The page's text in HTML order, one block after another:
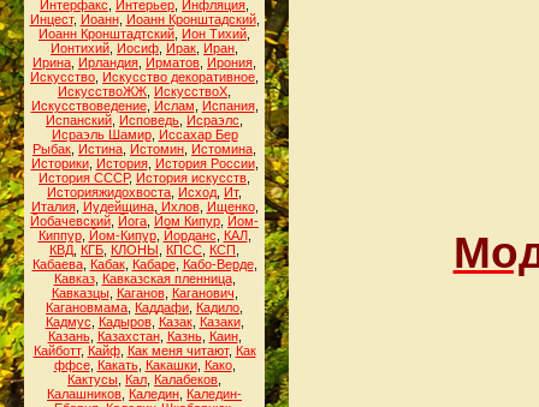
Интерфакс
Интерьер Инфляция
Инцест, Иоанн, Иоанн Кронштадский,
Иоанн Кронштадтский Ион Тихий
Ионтихий Иосиф Ирак Иран
Ирина Ирландия Ирматов Ирония
Искусство Искусство декоративное
ИскусствоЖЖ ИскусствоХ
Искусствоведение, Ислам Испания,
Испанский Исповедь Исраэлс
Исраэль Шамир, Иссахар Бер
Рыбак Истина Истомин Истомина
Историки, История, История России,
История СССР, История искусств
Историяжидохвоста Исход Ит,
Италия, Иудейщина, Ихлов, Ищенко,
Йобачевский Йога Йом Кипур Йом-
Киппур, Йом-Кипур, Йорданс КАЛ,
КВД КГБ КЛОНЫ КПСС КСП
Кабаева, Кабак, Кабаре, Кабо-Верде,
Кавказ, Кавказская пленница,
Кавказцы, Каганов, Каганович
Кагановмама Каддафи Кадило
Кадмус
Кадыров, Казак, Казаки,
Казань, Казахстан, Казнь, Каин,
Кайботт, Кайф, Как меня читают, Как
ффсе, Какать, Какашки, Како,
Кактусы Кал Калабеков
Калашников Каледин Каледин-